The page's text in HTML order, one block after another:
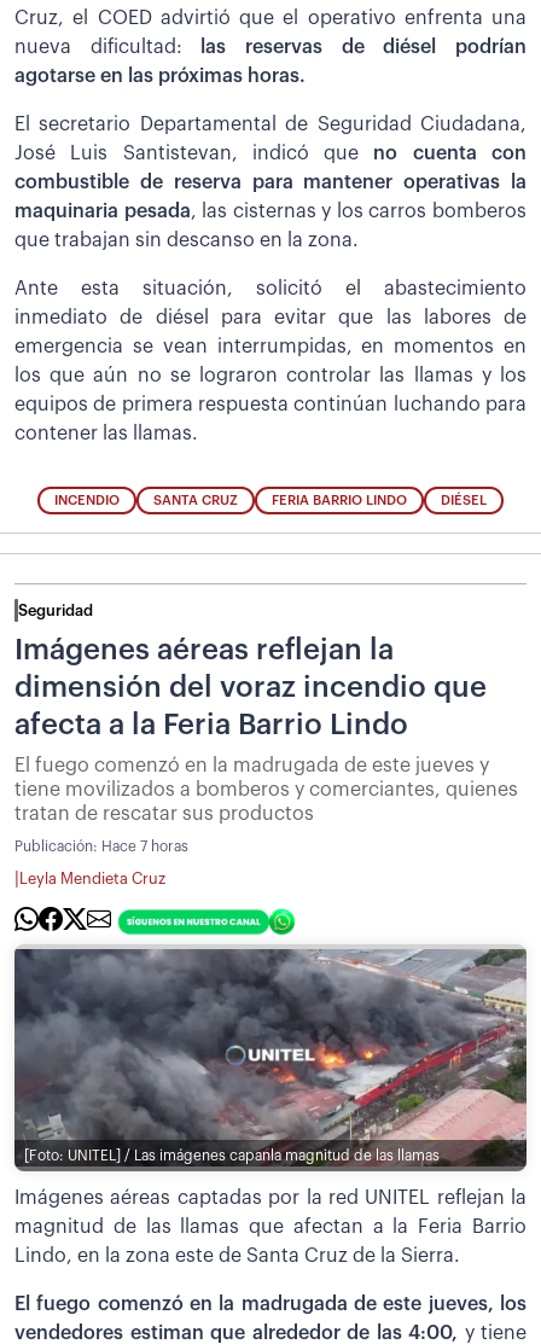
Cruz, el COED advirtió que el operativo enfrenta una
nueva dificultad:
las reservas de diésel podrían
agotarse en las próximas horas.
El secretario Departamental de Seguridad Ciudadana,
José Luis Santistevan, indicó que no cuenta con
combustible de reserva para mantener operativas la
maquinaria pesada, las cisternas y los carros bomberos
que trabajan sin descanso en la zona.
Ante esta situación, solicitó el abastecimiento
inmediato de diésel para evitar que las labores de
emergencia se vean interrumpidas, en momentos en
los que aún no se lograron controlar las llamas y los
equipos de primera respuesta continúan luchando para
contener las llamas.
INCENDIO SANTA CRUZ FERIA BARRIO LINDO DIÉSEL
Seguridad
Imágenes aéreas reflejan la
dimensión del voraz incendio que
afecta a la Feria Barrio Lindo
El fuego comenzó en la madrugada de este jueves y
tiene movilizados a bomberos y comerciantes, quienes
tratan de rescatar sus productos
Publicación: Hace 7 horas
Leyla Mendieta Cruz
[Foto: UNITEL] / Las imágenes capanla magnitud de las llamas
Imágenes aéreas captadas por la red UNITEL reflejan la
magnitud de las llamas que afectan a la Feria Barrio
Lindo, en la zona este de Santa Cruz de la Sierra.
El fuego comenzó en la madrugada de este jueves, los
vendedores estiman que alrededor de las 4:00, y tiene